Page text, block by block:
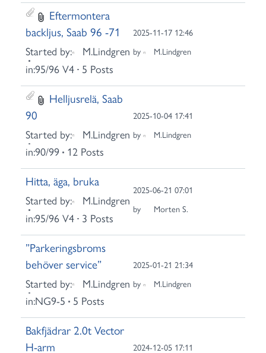
Eftermontera
backljus, Saab 96 -71
Started by:
M.Lindgren
in:95/96 V4 5 Posts
2025-11-17 12:46
by
M.Lindgren
Helljusrelä, Saab
90
Started by:
M.Lindgren
in:90/99 12 Posts
2025-10-04 17:41
by
M.Lindgren
Hitta, äga, bruka
Started by:
M.Lindgren
in:95/96 V4 3 Posts
2025-06-21 07:01
by
Morten S.
”Parkeringsbroms
behöver service”
Started by:
M.Lindgren
in:NG9-5 5 Posts
2025-01-21 21:34
by
M.Lindgren
Bakfjädrar 2.0t Vector
H-arm
2024-12-05 17:11